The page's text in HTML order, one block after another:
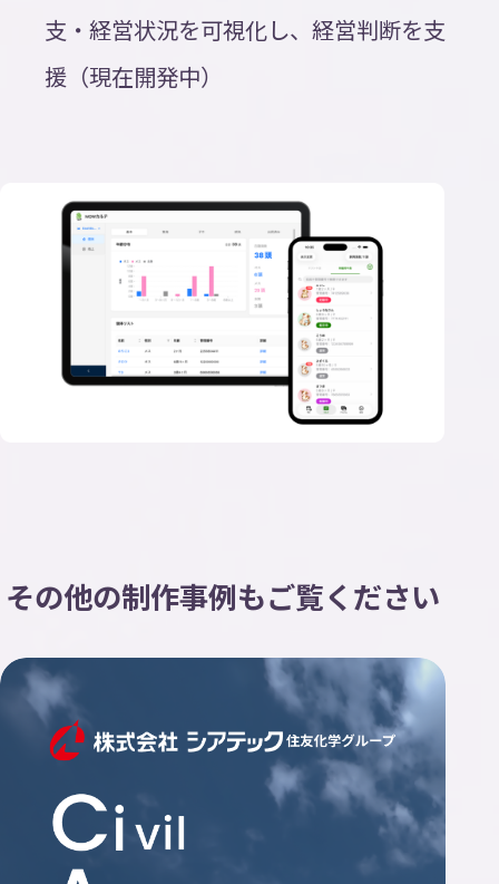
支・経営状況を可視化し、経営判断を支
援（現在開発中）
その他の制作事例もご覧ください